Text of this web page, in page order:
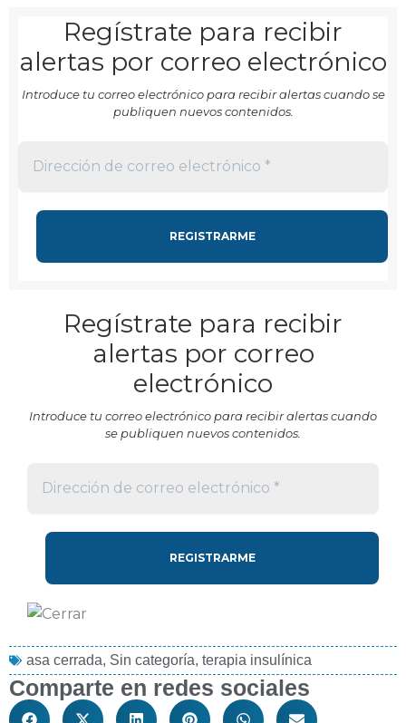
Regístrate para recibir
alertas por correo electrónico
Introduce tu correo electrónico para recibir alertas cuando se
publiquen nuevos contenidos.
Regístrate para recibir
alertas por correo
electrónico
Introduce tu correo electrónico para recibir alertas cuando
se publiquen nuevos contenidos.
asa cerrada, Sin categoría, terapia insulínica
Comparte en redes sociales